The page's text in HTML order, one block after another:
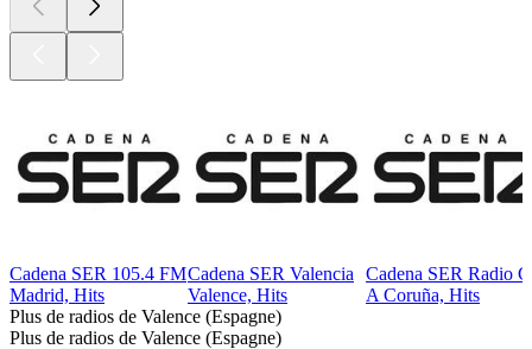
Cadena SER 105.4 FM
Madrid, Hits
Cadena SER Valencia
Valence, Hits
Cadena SER Radio
A Coruña, Hits
Plus de radios de Valence (Espagne)
Plus de radios de Valence (Espagne)